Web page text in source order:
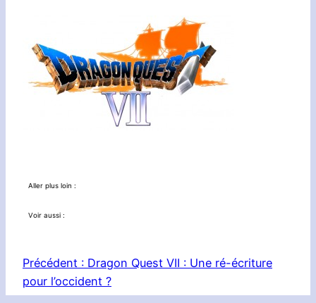
Aller plus loin :
Voir aussi :
Précédent : Dragon Quest VII : Une ré-écriture
pour l’occident ?